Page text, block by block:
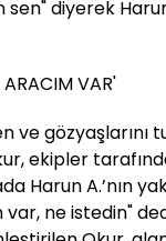
diyerek
ARACIM VAR'
ve gözyaşlarını
ekipler
Harun A.’nın
ne istedin"